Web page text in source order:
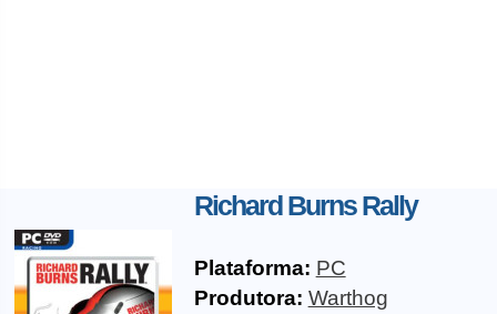
Richard Burns Rally
Plataforma: PC
Produtora: Warthog